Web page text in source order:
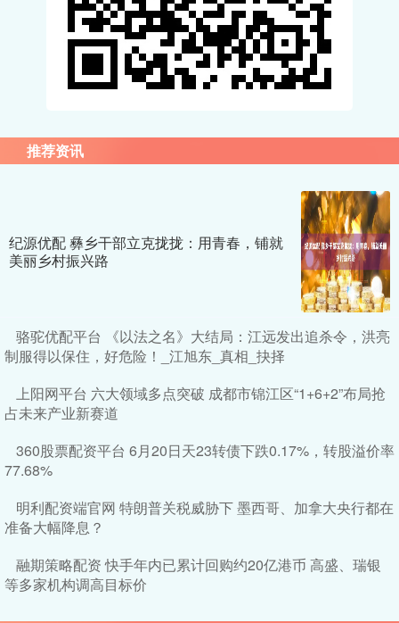
推荐资讯
纪源优配 彝乡干部立克拢拢：用青春，铺就
美丽乡村振兴路
骆驼优配平台 《以法之名》大结局：江远发出追杀令，洪亮
制服得以保住，好危险！_江旭东_真相_抉择
上阳网平台 六大领域多点突破 成都市锦江区“1+6+2”布局抢
占未来产业新赛道
360股票配资平台 6月20日天23转债下跌0.17%，转股溢价率
77.68%
明利配资端官网 特朗普关税威胁下 墨西哥、加拿大央行都在
准备大幅降息？
融期策略配资 快手年内已累计回购约20亿港币 高盛、瑞银
等多家机构调高目标价